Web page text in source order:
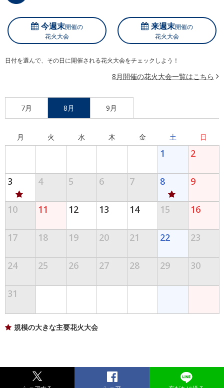
今週末開催の
花火大会
来週末開催の
花火大会
日付を選んで、その日に開催される花火大会をチェックしよう！
8月開催の花火大会一覧はこちら
7月 8月 9月
月 火 水 木 金 土 日
1 2
3 4 5 6 7 8 9
10 11 12 13 14 15 16
17 18 19 20 21 22 23
24 25 26 27 28 29 30
31
規模の大きな主要花火大会